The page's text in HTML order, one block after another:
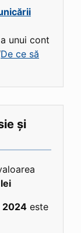
unui cont
De ce să
și
2024 este